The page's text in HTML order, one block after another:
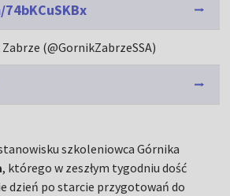
(@GornikZabrzeSSA)
szkoleniowca Górnika
, którego w zeszłym tygodniu dość
dzień po starcie przygotowań do